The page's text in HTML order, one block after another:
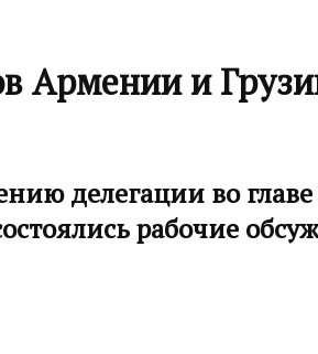
Армении и
делегации во
рабочие